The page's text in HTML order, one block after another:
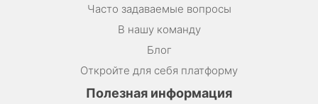
Часто задаваемые вопросы
В нашу команду
Блог
Откройте для себя платформу
Полезная информация